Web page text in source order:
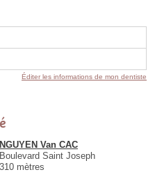
Éditer les informations de mon dentiste
NGUYEN Van CAC
Boulevard Saint Joseph
310 mètres